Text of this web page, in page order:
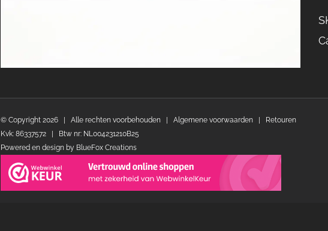
© Copyright 2026 | Alle rechten voorbehouden | Algemene voorwaarden
Retouren
Kvk: 86337572 | Btw nr: NL004231210B25
Powered en design by BlueFox Creations